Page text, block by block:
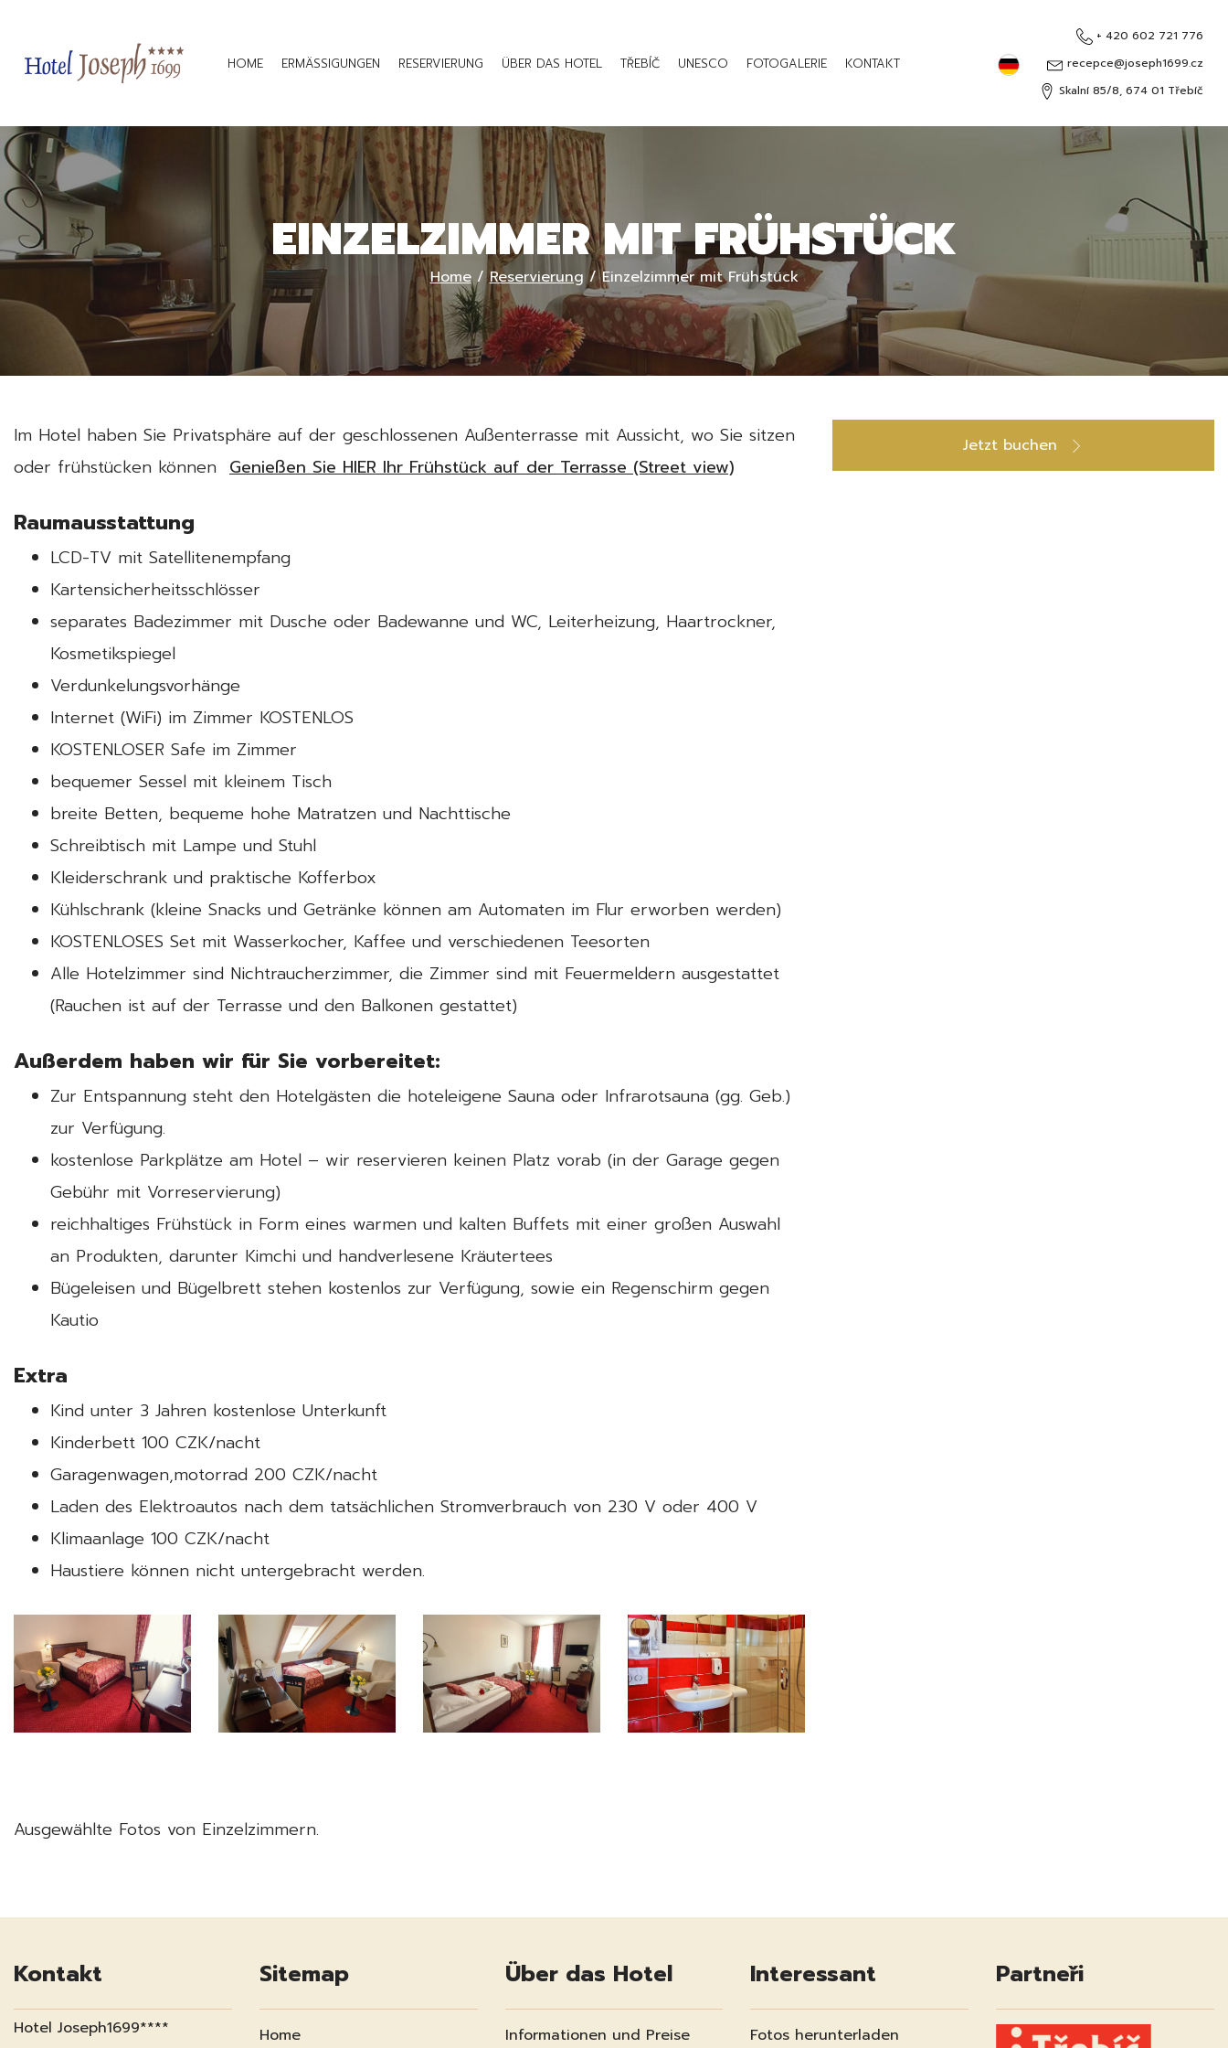
HOME ERMÄSSIGUNGEN RESERVIERUNG ÜBER DAS HOTEL TŘEBÍČ UNESCO FOTOGALERIE KONTAKT
Deutsch
Čeština
English
+ 420 602 721 776
recepce@joseph1699.cz
Skalní 85/8, 674 01 Třebíč
EINZELZIMMER MIT FRÜHSTÜCK
Home / Reservierung / Einzelzimmer mit Frühstück
Jetzt buchen
Im Hotel haben Sie Privatsphäre auf der geschlossenen Außenterrasse mit Aussicht, wo Sie sitzen
oder frühstücken können Genießen Sie HIER Ihr Frühstück auf der Terrasse (Street view)
Raumausstattung
LCD-TV mit Satellitenempfang
Kartensicherheitsschlösser
separates Badezimmer mit Dusche oder Badewanne und WC, Leiterheizung, Haartrockner,
Kosmetikspiegel
Verdunkelungsvorhänge
Internet (WiFi) im Zimmer KOSTENLOS
KOSTENLOSER Safe im Zimmer
bequemer Sessel mit kleinem Tisch
breite Betten, bequeme hohe Matratzen und Nachttische
Schreibtisch mit Lampe und Stuhl
Kleiderschrank und praktische Kofferbox
Kühlschrank (kleine Snacks und Getränke können am Automaten im Flur erworben werden)
KOSTENLOSES Set mit Wasserkocher, Kaffee und verschiedenen Teesorten
Alle Hotelzimmer sind Nichtraucherzimmer, die Zimmer sind mit Feuermeldern ausgestattet
(Rauchen ist auf der Terrasse und den Balkonen gestattet)
Außerdem haben wir für Sie vorbereitet:
Zur Entspannung steht den Hotelgästen die hoteleigene Sauna oder Infrarotsauna (gg. Geb.)
zur Verfügung.
kostenlose Parkplätze am Hotel – wir reservieren keinen Platz vorab (in der Garage gegen
Gebühr mit Vorreservierung)
reichhaltiges Frühstück in Form eines warmen und kalten Buffets mit einer großen Auswahl
an Produkten, darunter Kimchi und handverlesene Kräutertees
Bügeleisen und Bügelbrett stehen kostenlos zur Verfügung, sowie ein Regenschirm gegen
Kautio
Extra
Kind unter 3 Jahren kostenlose Unterkunft
Kinderbett 100 CZK/nacht
Garagenwagen,motorrad 200 CZK/nacht
Laden des Elektroautos nach dem tatsächlichen Stromverbrauch von 230 V oder 400 V
Klimaanlage 100 CZK/nacht
Haustiere können nicht untergebracht werden.
Ausgewählte Fotos von Einzelzimmern.
Kontakt
Hotel Joseph1699****
Sitemap
Home
Über das Hotel
Informationen und Preise
Interessant
Fotos herunterladen
Partneři